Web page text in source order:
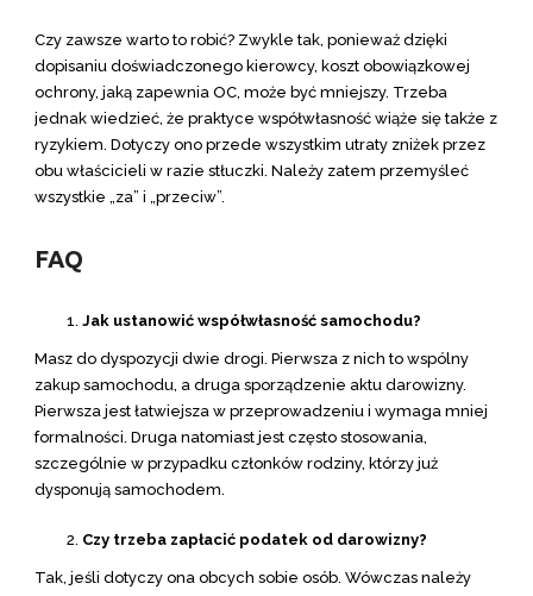
Czy zawsze warto to robić? Zwykle tak, ponieważ dzięki
dopisaniu doświadczonego kierowcy, koszt obowiązkowej
ochrony, jaką zapewnia OC, może być mniejszy. Trzeba
jednak wiedzieć, że praktyce współwłasność wiąże się także z
ryzykiem. Dotyczy ono przede wszystkim utraty zniżek przez
obu właścicieli w razie stłuczki. Należy zatem przemyśleć
wszystkie „za” i „przeciw”.
FAQ
Jak ustanowić współwłasność samochodu?
Masz do dyspozycji dwie drogi. Pierwsza z nich to wspólny
zakup samochodu, a druga sporządzenie aktu darowizny.
Pierwsza jest łatwiejsza w przeprowadzeniu i wymaga mniej
formalności. Druga natomiast jest często stosowania,
szczególnie w przypadku członków rodziny, którzy już
dysponują samochodem.
Czy trzeba zapłacić podatek od darowizny?
Tak, jeśli dotyczy ona obcych sobie osób. Wówczas należy